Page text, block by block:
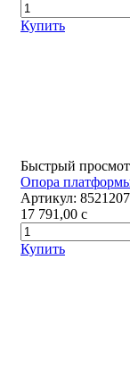
Купить
Быстрый
Опора
Артикул:
17 791,00 c
Купить